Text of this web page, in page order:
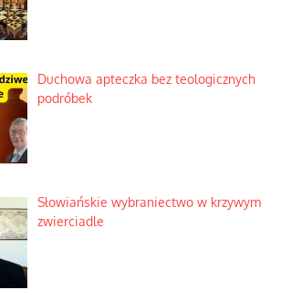
Duchowa apteczka bez teologicznych
podróbek
Słowiańskie wybraniectwo w krzywym
zwierciadle